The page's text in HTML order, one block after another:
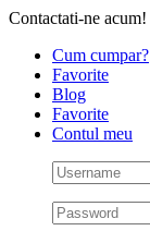
Skip
content
Contactati-ne acum!
Cum cumpar?
Favorite
Blog
Favorite
Contul meu